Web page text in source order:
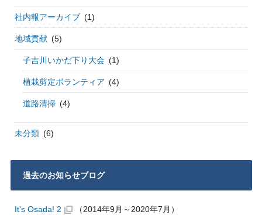
社内報アーカイブ (1)
地域貢献 (5)
子吉川いかだ下り大会 (1)
植栽剪定ボランティア (4)
道路清掃 (4)
未分類 (6)
過去のお知らせブログ
It's Osada! 2 （2014年9月～2020年7月）